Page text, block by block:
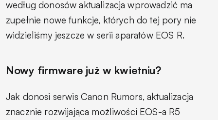
według donosów aktualizacja wprowadzić ma
zupełnie nowe funkcje, których do tej pory nie
widzieliśmy jeszcze w serii aparatów EOS R.
Nowy firmware już w kwietniu?
Jak donosi serwis Canon Rumors, aktualizacja
znacznie rozwijająca możliwości EOS-a R5